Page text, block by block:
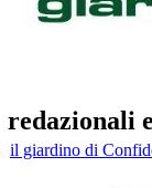
redazionali
il giardino di